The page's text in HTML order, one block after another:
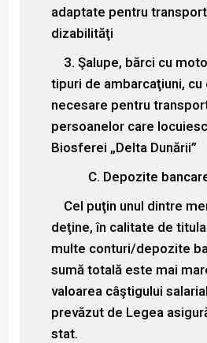
adaptate pentru
dizabilităţi
3. Şalupe, bărci cu
tipuri de ambarcaţiuni,
necesare pentru
persoanelor care
Biosferei „Delta Dunării”
C. Depozite
Cel puţin unul dintre
deţine, în calitate de
multe conturi/depozite
sumă totală este mai
valoarea câştigului
prevăzut de Legea
stat.